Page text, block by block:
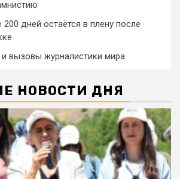
дней остаётся в плену после
вызовы журналистики мира
НОВОСТИ ДНЯ